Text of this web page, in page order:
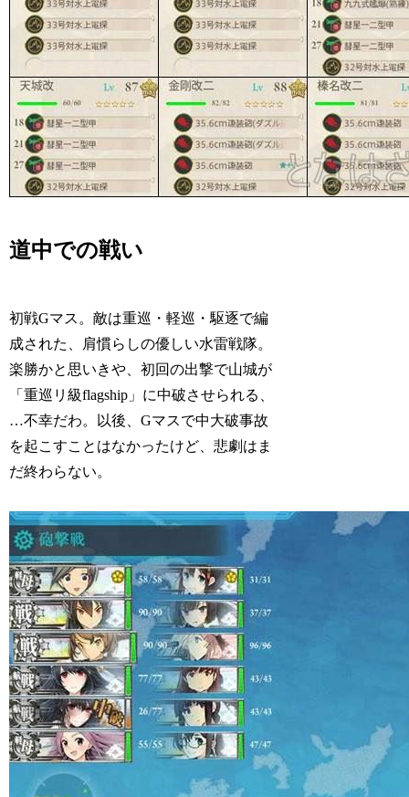
道中での戦い
初戦Gマス。敵は重巡・軽巡・駆逐で編
成された、肩慣らしの優しい水雷戦隊。
楽勝かと思いきや、初回の出撃で山城が
「重巡リ級flagship」に中破させられる、
…不幸だわ。以後、Gマスで中大破事故
を起こすことはなかったけど、悲劇はま
だ終わらない。